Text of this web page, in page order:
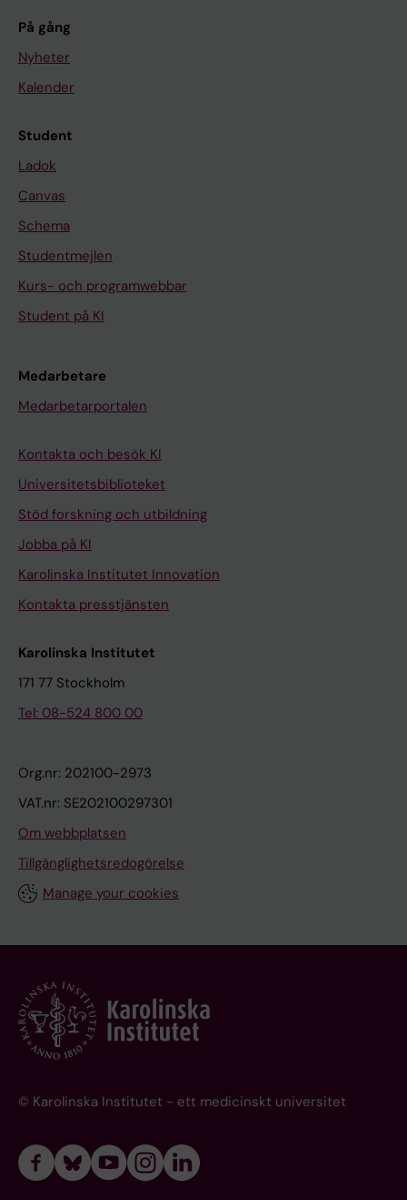
På gång
Nyheter
Kalender
Student
Ladok
Canvas
Schema
Studentmejlen
Kurs- och programwebbar
Student på KI
Medarbetare
Medarbetarportalen
Kontakta och besök KI
Universitetsbiblioteket
Stöd forskning och utbildning
Jobba på KI
Karolinska Institutet Innovation
Kontakta presstjänsten
Karolinska Institutet
171 77 Stockholm
Tel: 08-524 800 00
Org.nr: 202100-2973
VAT.nr: SE202100297301
Om webbplatsen
Tillgänglighetsredogörelse
Manage your cookies
© Karolinska Institutet - ett medicinskt universitet